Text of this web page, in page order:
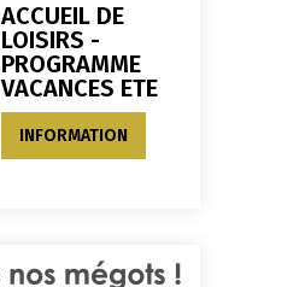
ACCUEIL DE
LOISIRS -
PROGRAMME
VACANCES ETE
INFORMATION